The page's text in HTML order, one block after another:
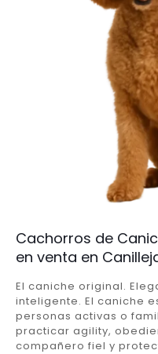
Cachorros de
en venta en
El caniche original.
inteligente. El caniche
personas activas o
practicar agility,
compañero fiel y